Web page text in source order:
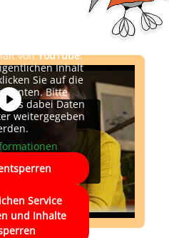
vonYouTube.
Inhalt
Sie auf die
unten. Bitte
dabei Daten
weitergegeben
Service
und Inhalte